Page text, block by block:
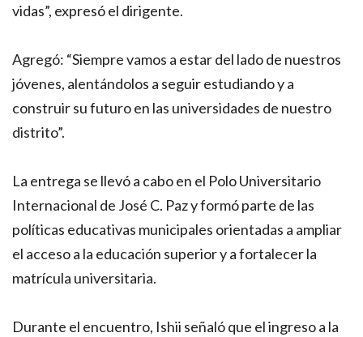
vidas”, expresó el dirigente.
Agregó: “Siempre vamos a estar del lado de nuestros
jóvenes, alentándolos a seguir estudiando y a
construir su futuro en las universidades de nuestro
distrito”.
La entrega se llevó a cabo en el Polo Universitario
Internacional de José C. Paz y formó parte de las
políticas educativas municipales orientadas a ampliar
el acceso a la educación superior y a fortalecer la
matrícula universitaria.
Durante el encuentro, Ishii señaló que el ingreso a la